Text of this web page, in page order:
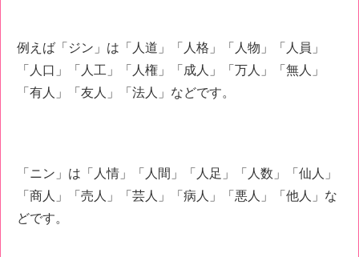
例えば「ジン」は「人道」「人格」「人物」「人員」
「人口」「人工」「人権」「成人」「万人」「無人」
「有人」「友人」「法人」などです。
「ニン」は「人情」「人間」「人足」「人数」「仙人」
「商人」「売人」「芸人」「病人」「悪人」「他人」な
どです。